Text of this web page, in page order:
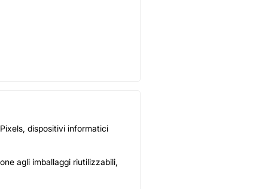
dispositivi informatici
agli imballaggi riutilizzabili,